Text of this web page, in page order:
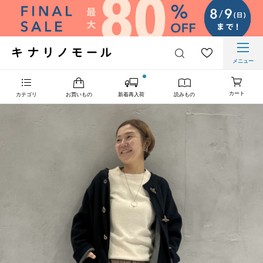
メニュー
カテゴリ お買いもの 新着再入荷 読みもの カート